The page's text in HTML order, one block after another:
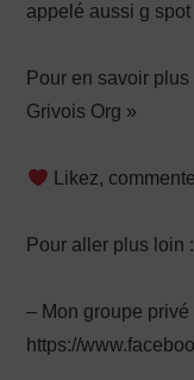
appelé aussi g spot
Pour en savoir
Grivois Org »
Likez,
Pour aller plus loin :
– Mon groupe privé
https://